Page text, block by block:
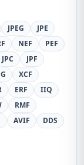
JPEG
JPE
NEF
PEF
JPC
JPF
XCF
ERF
IIQ
RMF
AVIF DDS